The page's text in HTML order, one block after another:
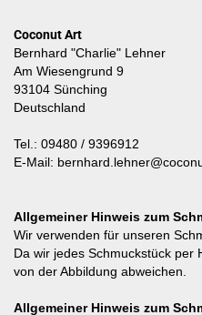
Coconut Art
Bernhard "Charlie" Lehner
Am Wiesengrund 9
93104 Sünching
Deutschland
Tel.: 09480 / 9396912
E-Mail:
Allgemeiner Hinweis zum
Wir verwenden für unseren
Da wir jedes Schmuckstück per
von der Abbildung abweichen.
Allgemeiner Hinweis zum